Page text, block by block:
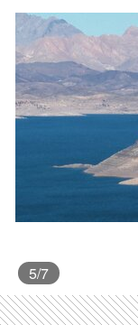
5/7